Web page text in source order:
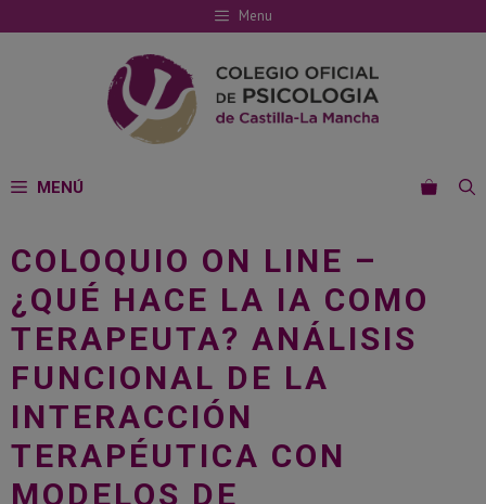
al
Menu
MENÚ
COLOQUIO ON LINE –
¿QUÉ HACE LA IA COMO
TERAPEUTA? ANÁLISIS
FUNCIONAL DE LA
INTERACCIÓN
TERAPÉUTICA CON
MODELOS DE